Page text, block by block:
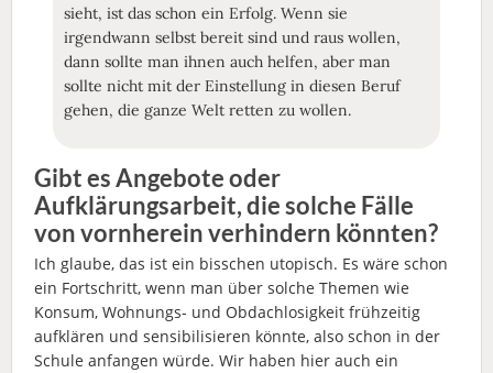
sieht, ist das schon ein Erfolg. Wenn sie
irgendwann selbst bereit sind und raus wollen,
dann sollte man ihnen auch helfen, aber man
sollte nicht mit der Einstellung in diesen Beruf
gehen, die ganze Welt retten zu wollen.
Gibt es Angebote oder
Aufklärungsarbeit, die solche Fälle
von vornherein verhindern könnten?
Ich glaube, das ist ein bisschen utopisch. Es wäre schon
ein Fortschritt, wenn man über solche Themen wie
Konsum, Wohnungs- und Obdachlosigkeit frühzeitig
aufklären und sensibilisieren könnte, also schon in der
Schule anfangen würde. Wir haben hier auch ein